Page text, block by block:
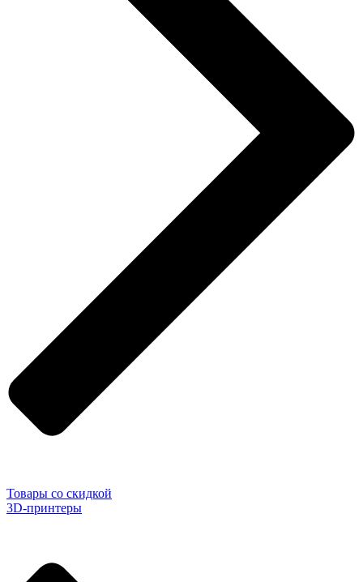
Товары со скидкой
3D-принтеры